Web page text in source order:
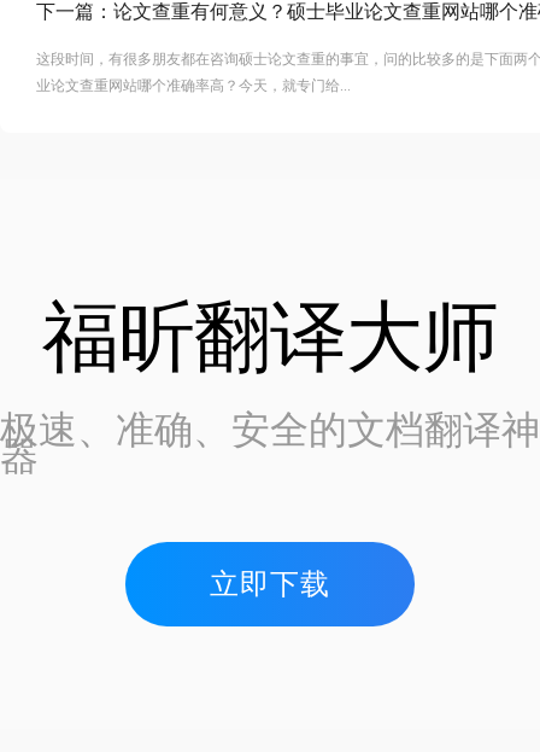
下一篇： 论文查重有何意义？硕士毕业论文查重网站哪个
这段时间，有很多朋友都在咨询硕士论文查重的事宜，问的比较多的是下面两
业论文查重网站哪个准确率高？今天，就专门给...
福昕翻译大师
极速、准确、安全的文档翻译神
器
立即下载